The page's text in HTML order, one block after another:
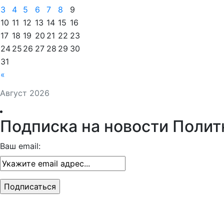
Август 2026
«
3
4 5 6 7 8
9
10 11 12 13 14 15 16
17 18 19 20 21 22 23
24 25 26 27 28 29 30
31
Подписка на новости
Ваш email: